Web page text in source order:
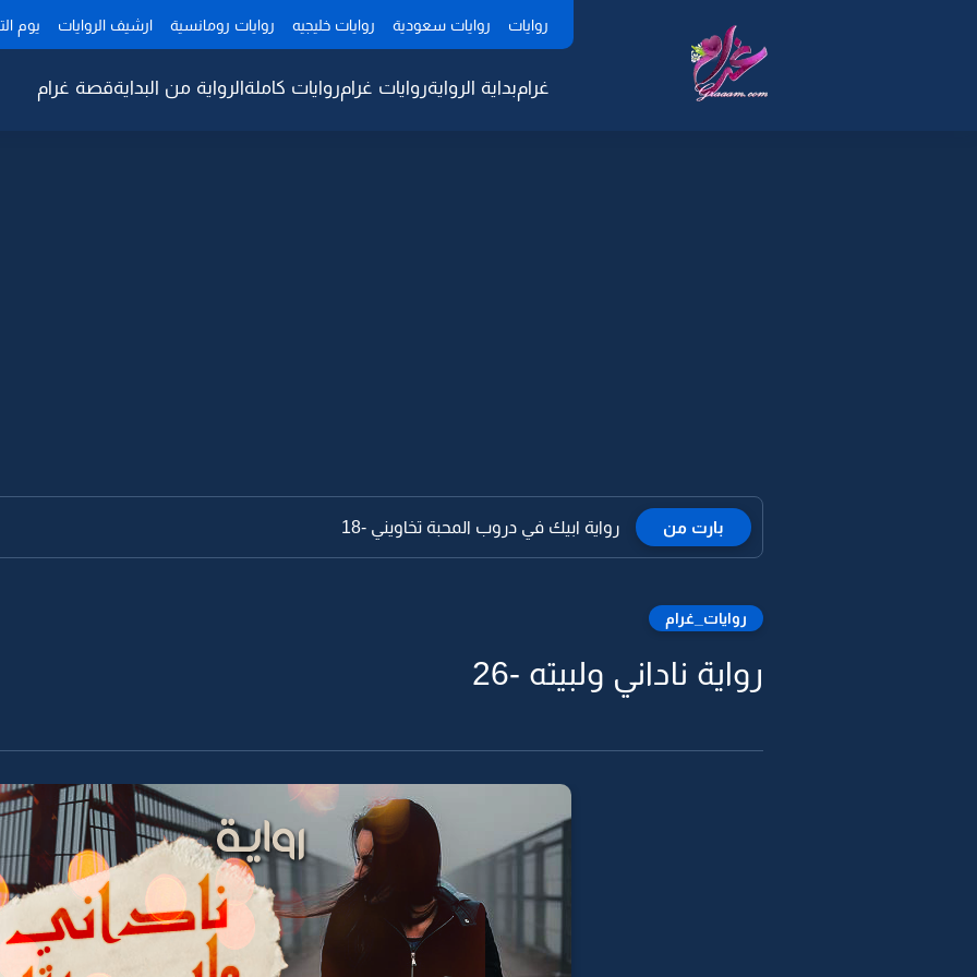
روايات روايات سعودية روايات خليجيه روايات رومانسية ارشيف الروايات يوم
غرامبداية الروايةروايات غرامروايات كاملةالرواية من البدايةقصة غرام
بارت من رواية ابيك في دروب المحبة تخاويني -18
روايات_غرام
رواية ناداني ولبيته -26